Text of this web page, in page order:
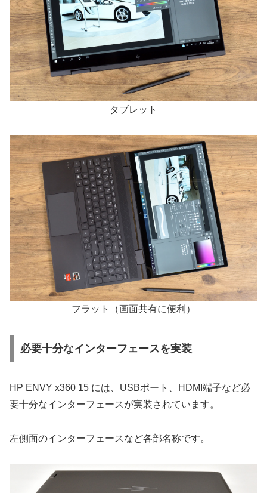
タブレット
フラット（画面共有に便利）
必要十分なインターフェースを実装
HP ENVY x360 15 には、USBポート、HDMI端子など必
要十分なインターフェースが実装されています。
左側面のインターフェースなど各部名称です。